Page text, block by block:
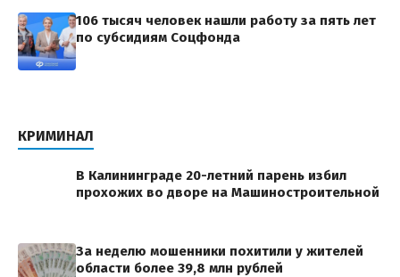
106 тысяч человек нашли работу за пять лет
по субсидиям Соцфонда
КРИМИНАЛ
В Калининграде 20-летний парень избил
прохожих во дворе на Машиностроительной
За неделю мошенники похитили у жителей
области более 39,8 млн рублей